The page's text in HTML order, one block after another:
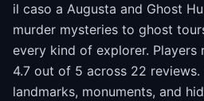
il caso a Augusta and Ghost
murder mysteries to ghost
every kind of explorer. Players
4.7 out of 5 across 22
landmarks, monuments, and